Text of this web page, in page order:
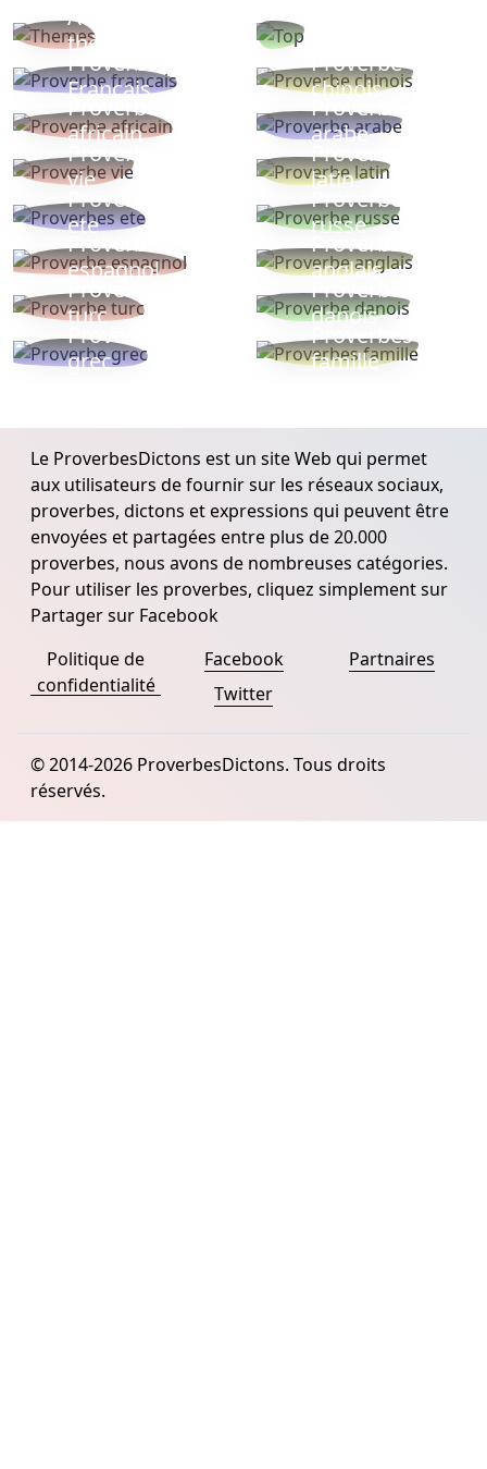
Autres
thèmes
Proverbe
Français
Proverbe
chinois
Proverbe
africain
Proverbe
arabe
Proverbe
vie
Proverbe
latin
Proverbes
ete
Proverbe
russe
Proverbe
espagnol
Proverbe
anglais
Proverbe
turc
Proverbe
danois
Proverbe
grec
Proverbes
famille
Le ProverbesDictons est un site Web qui permet
aux utilisateurs de fournir sur les réseaux sociaux,
proverbes, dictons et expressions qui peuvent être
envoyées et partagées entre plus de 20.000
proverbes, nous avons de nombreuses catégories.
Pour utiliser les proverbes, cliquez simplement sur
Partager sur Facebook
Politique de
confidentialité
Facebook
Twitter
Partnaires
© 2014-2026 ProverbesDictons. Tous droits
réservés.